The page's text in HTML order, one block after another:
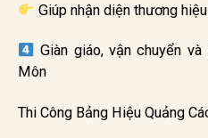
Giúp nhận diện thương
Giàn giáo, vận chuyển
Môn
Thi Công Bảng Hiệu Quảng